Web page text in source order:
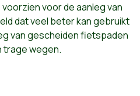
voorzien voor de aanleg van
dat veel beter kan gebruikt
van gescheiden fietspaden
trage wegen.